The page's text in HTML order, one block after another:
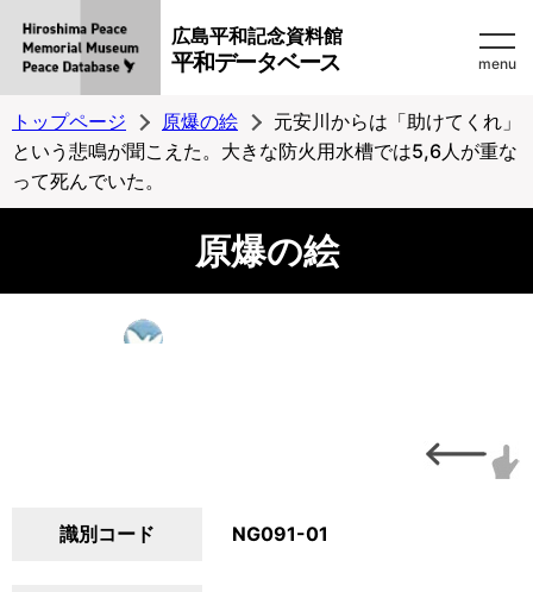
広島平和記念資料館
平和データベース menu
トップページ 原爆の絵
元安川からは「助けてくれ」
という悲鳴が聞こえた。大きな防火用水槽では5,6人が重な
って死んでいた。
原爆の絵
識別コード NG091-01